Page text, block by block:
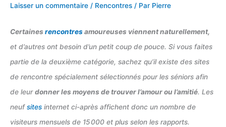
Laisser un commentaire / Rencontres / Par Pierre
Certaines rencontresamoureuses viennent naturellement,
et d’autres ont besoin d’un petit coup de pouce. Si vous faites
partie de la deuxième catégorie, sachez qu’il existe des sites
de rencontre spécialement sélectionnés pour les séniors afin
de leurdonner les moyens de trouver l’amour ou l’amitié. Les
neufsites internet ci-après affichent donc un nombre de
visiteurs mensuels de 15 000 et plus selon les rapports.